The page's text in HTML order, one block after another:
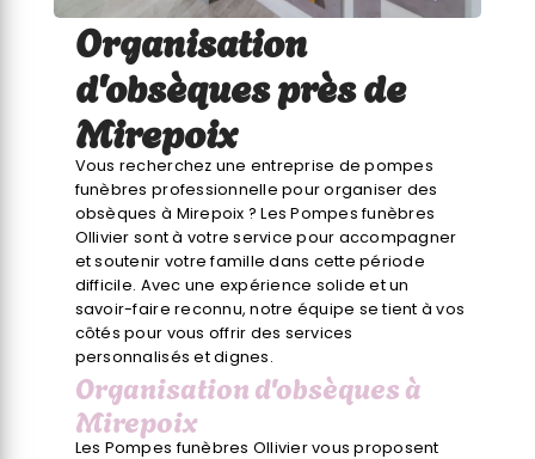
Organisation
d'obsèques près de
Mirepoix
Vous recherchez une entreprise de pompes
funèbres professionnelle pour organiser des
obsèques à Mirepoix ? Les Pompes funèbres
Ollivier sont à votre service pour accompagner
et soutenir votre famille dans cette période
difficile. Avec une expérience solide et un
savoir-faire reconnu, notre équipe se tient à vos
côtés pour vous offrir des services
personnalisés et dignes.
Organisation d'obsèques à
Mirepoix
Les Pompes funèbres Ollivier vous proposent